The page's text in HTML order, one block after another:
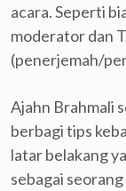
acara. Seperti
moderator dan
(penerjemah/
Ajahn Brahmali
berbagi tips
latar belakang
sebagai